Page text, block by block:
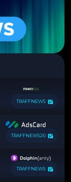
TRAFFNEWS
TRAFFNEWS20
TRAFFNEWS